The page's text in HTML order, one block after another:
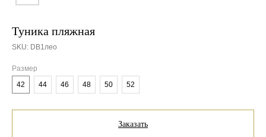
Туника пляжная
SKU: DB1лео
Размер
42
44 46 48 50 52
Заказать